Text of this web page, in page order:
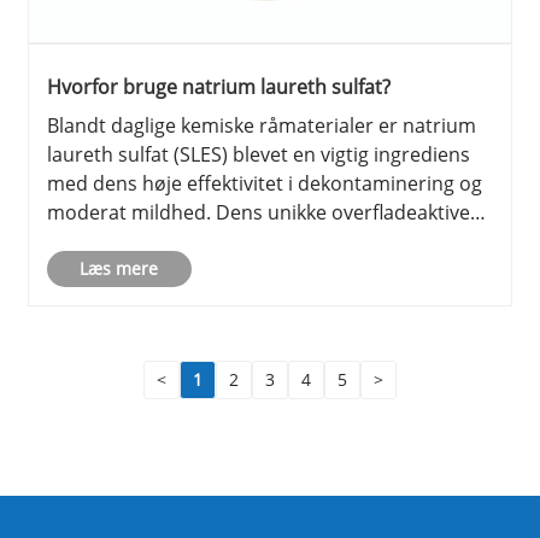
Hvorfor bruge natrium laureth sulfat?
Blandt daglige kemiske råmaterialer er natrium
laureth sulfat (SLES) blevet en vigtig ingrediens
med dens høje effektivitet i dekontaminering og
moderat mildhed. Dens unikke overfladeaktive
fjerne olie og urenheder i rengøringsprodukter,
Læs mere
< 1 2 3 4 5 >